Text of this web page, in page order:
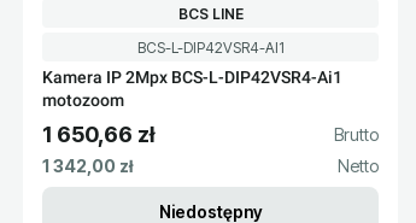
Kod produktu
BCS-L-DIP42VSR4-AI1
Kamera IP 2Mpx BCS-L-DIP42VSR4-Ai1
motozoom
PRODUCENT
BCS LINE
Cena brutto
1 650,66 zł
Cena netto
1 342,00 zł
Niedostępny